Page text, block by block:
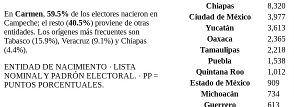
En Carmen, 59.5% de los electores nacieron en
Campeche; el resto (40.5%) proviene de otras
entidades. Los orígenes más frecuentes son
Tabasco (15.9%), Veracruz (9.1%) y Chiapas
(4.4%).
ENTIDAD DE NACIMIENTO · LISTA
NOMINAL Y PADRÓN ELECTORAL. · PP =
PUNTOS PORCENTUALES.
Chiapas
8,320
Ciudad de México
3,977
Yucatán
3,613
Oaxaca
2,365
Tamaulipas
2,218
Puebla
1,538
Quintana Roo
1,012
Estado de México
909
Michoacán
734
Guerrero
613